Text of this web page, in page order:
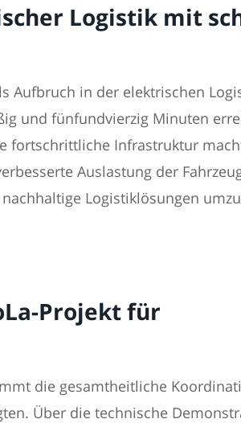
Logistik mit
Aufbruch in der elektrischen
und fünfundvierzig Minuten
fortschrittliche Infrastruktur
Auslastung der
Logistiklösungen
Projekt für
die gesamtheitliche
Über die technische